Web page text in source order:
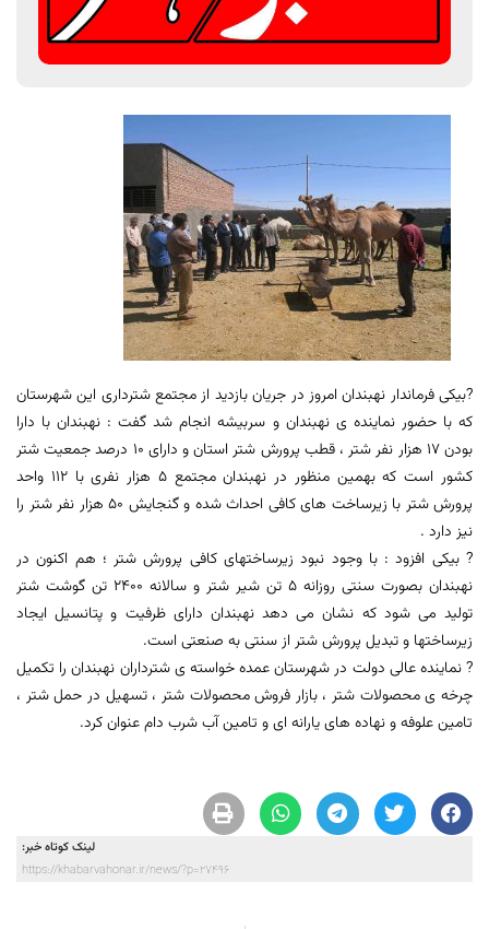
?بیکی فرماندار نهبندان امروز در جریان بازدید از مجتمع شترداری این شهرستان
که با حضور نماینده ی نهبندان و سربیشه انجام شد گفت : نهبندان با دارا
بودن 17 هزار نفر شتر ، قطب پرورش شتر استان و دارای 10 درصد جمعیت شتر
کشور است که بهمین منظور در نهبندان مجتمع 5 هزار نفری با 112 واحد
پرورش شتر با زیرساخت های کافی احداث شده و گنجایش 50 هزار نفر شتر را
نیز دارد .
? بیکی افزود : با وجود نبود زیرساختهای کافی پرورش شتر ؛ هم اکنون در
نهبندان بصورت سنتی روزانه 5 تن شیر شتر و سالانه 2400 تن گوشت شتر
تولید می شود که نشان می دهد نهبندان دارای ظرفیت و پتانسیل ایجاد
زیرساختها و تبدیل پرورش شتر از سنتی به صنعتی است.
? نماینده عالی دولت در شهرستان عمده خواسته ی شترداران نهبندان را تكميل
چرخه ی محصولات شتر ، بازار فروش محصولات شتر ، تسهیل در حمل شتر ،
تامین علوفه و نهاده های یارانه ای و تامین آب شرب دام عنوان کرد.
لینک کوتاه خبر:
https://khabarvahonar.ir/news/?p=27496